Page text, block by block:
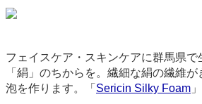
フェイスケア・スキンケアに群馬県で
「絹」のちからを。繊細な絹の繊維
泡を作ります。「 Sericin Silky Foam 」